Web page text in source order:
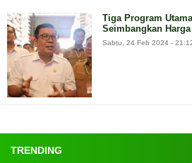
TRENDING
Tiga Program
Seimbangkan
Sabtu, 24 Feb 2024 -